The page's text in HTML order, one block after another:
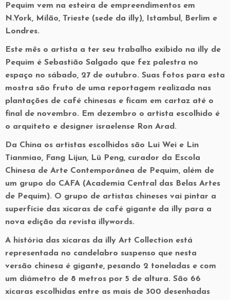
Pequim vem na esteira de empreendimentos em
N.York, Milão, Trieste (sede da illy), Istambul, Berlim e
Londres.
Este mês o artista a ter seu trabalho exibido na illy de
Pequim é Sebastião Salgado que fez palestra no
espaço no sábado, 27 de outubro. Suas fotos para esta
mostra são fruto de uma reportagem realizada nas
plantações de café chinesas e ficam em cartaz até o
final de novembro. Em dezembro o artista escolhido é
o arquiteto e designer israelense Ron Arad.
Da China os artistas escolhidos são Lui Wei e Lin
Tianmiao, Fang Lijun, Lü Peng, curador da Escola
Chinesa de Arte Contemporânea de Pequim, além de
um grupo do CAFA (Academia Central das Belas Artes
de Pequim). O grupo de artistas chineses vai pintar a
superfície das xícaras de café gigante da illy para a
nova edição da revista illywords.
A história das xícaras da illy Art Collection está
representada no candelabro suspenso que nesta
versão chinesa é gigante, pesando 2 toneladas e com
um diámetro de 8 metros por 5 de altura. São 66
xícaras escolhidas entre as mais de 300 desenhadas